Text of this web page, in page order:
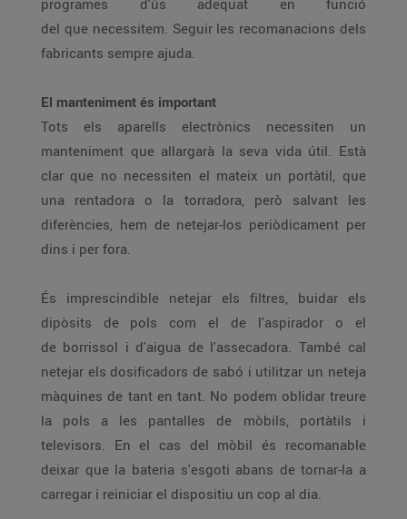
programes d'ús adequat en funció
del que necessitem. Seguir les recomanacions dels
fabricants sempre ajuda.
El manteniment és important
Tots els aparells electrònics necessiten un
manteniment que allargarà la seva vida útil. Està
clar que no necessiten el mateix un portàtil, que
una rentadora o la torradora, però salvant les
diferències, hem de netejar-los periòdicament per
dins i per fora.
És imprescindible netejar els filtres, buidar els
dipòsits de pols com el de l'aspirador o el
de borrissol i d'aigua de l'assecadora. També cal
netejar els dosificadors de sabó i utilitzar un neteja
màquines de tant en tant. No podem oblidar treure
la pols a les pantalles de mòbils, portàtils i
televisors. En el cas del mòbil és recomanable
deixar que la bateria s'esgoti abans de tornar-la a
carregar i reiniciar el dispositiu un cop al dia.